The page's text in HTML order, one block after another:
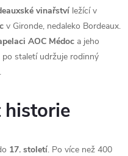
vinařství ležící v
v Gironde, nedaleko Bordeaux.
AOC Médoc a jeho
po staletí udržuje rodinný
historie
17. století. Po více než 400